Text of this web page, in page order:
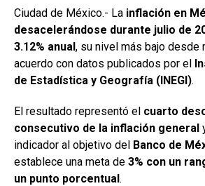
Ciudad de México.- La inflación en
desacelerándose durante julio de
3.12% anual, su nivel más bajo desde
acuerdo con datos publicados por el
de Estadística y Geografía (INEGI).
El resultado representó el cuarto
consecutivo de la inflación general
indicador al objetivo del Banco de
establece una meta de 3% con un
un punto porcentual.